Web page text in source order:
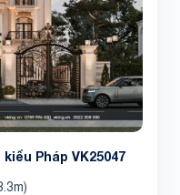
Pháp VK25047